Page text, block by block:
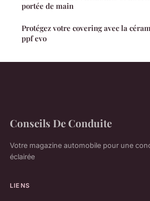
portée de main
Protégez votre covering avec la
ppf evo
Conseils De Conduite
Votre magazine automobile pour une
éclairée
LIENS